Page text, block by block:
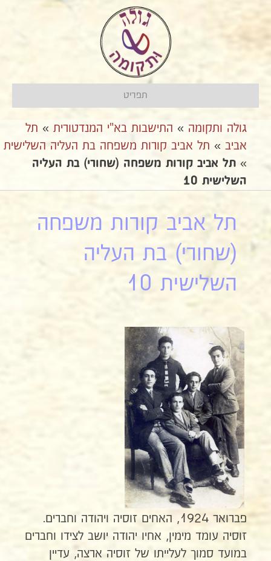
תפריט
גולה ותקומה » התישבות בא"י המנדטורית » תל
אביב » תל אביב קורות משפחה בת העליה השלישית
» תל אביב קורות משפחה (שחורי) בת העליה
השלישית 10
תל אביב קורות משפחה
(שחורי) בת העליה
השלישית 10
פברואר 1924, האחים זוסיה ויהודה וחברים.
זוסיה עומד מימין, אחיו יהודה יושב לצידו וחברים
במועד סמוך לעלייתו של זוסיה ארצה, עדיין